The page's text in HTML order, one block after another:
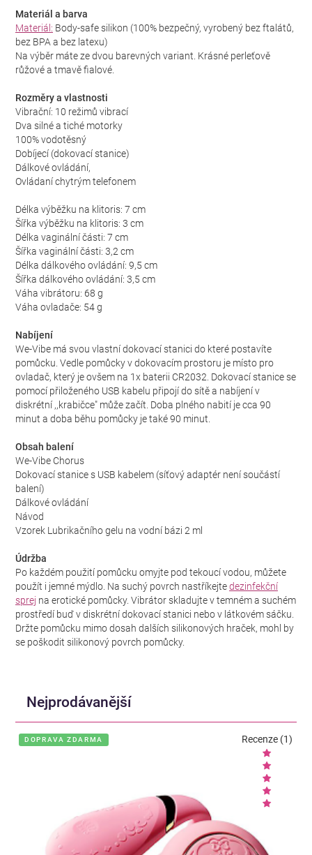
Materiál a barva
Materiál: Body-safe silikon (100% bezpečný, vyrobený bez ftalátů,
bez BPA a bez latexu)
Na výběr máte ze dvou barevných variant. Krásné perleťově
růžové a tmavě fialové.
Rozměry a vlastnosti
Vibrační: 10 režimů vibrací
Dva silné a tiché motorky
100% vodotěsný
Dobíjecí (dokovací stanice)
Dálkové ovládání,
Ovládaní chytrým telefonem
Délka výběžku na klitoris: 7 cm
Šířka výběžku na klitoris: 3 cm
Délka vaginální části: 7 cm
Šířka vaginální části: 3,2 cm
Délka dálkového ovládání: 9,5 cm
Šířka dálkového ovládání: 3,5 cm
Váha vibrátoru: 68 g
Váha ovladače: 54 g
Nabíjení
We-Vibe má svou vlastní dokovací stanici do které postavíte
pomůcku. Vedle pomůcky v dokovacím prostoru je místo pro
ovladač, který je ovšem na 1x baterii CR2032. Dokovací stanice se
pomocí přiloženého USB kabelu připojí do sítě a nabíjení v
diskrétní ,,krabičce" může začít. Doba plného nabití je cca 90
minut a doba běhu pomůcky je také 90 minut.
Obsah balení
We-Vibe Chorus
Dokovací stanice s USB kabelem (síťový adaptér není součástí
balení)
Dálkové ovládání
Návod
Vzorek Lubrikačního gelu na vodní bázi 2 ml
Údržba
Po každém použití pomůcku omyjte pod tekoucí vodou, můžete
použít i jemné mýdlo. Na suchý povrch nastříkejtedezinfekční
sprej na erotické pomůcky. Vibrátor skladujte v temném a suchém
prostředí buď v diskrétní dokovací stanici nebo v látkovém sáčku.
Držte pomůcku mimo dosah dalších silikonových hraček, mohl by
se poškodit silikonový povrch pomůcky.
Nejprodávanější
DOPRAVA ZDARMA Recenze (1)